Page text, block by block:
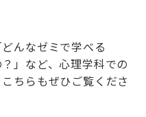
んなゼミで学べる
」など、心理学科での
ちらもぜひご覧くださ